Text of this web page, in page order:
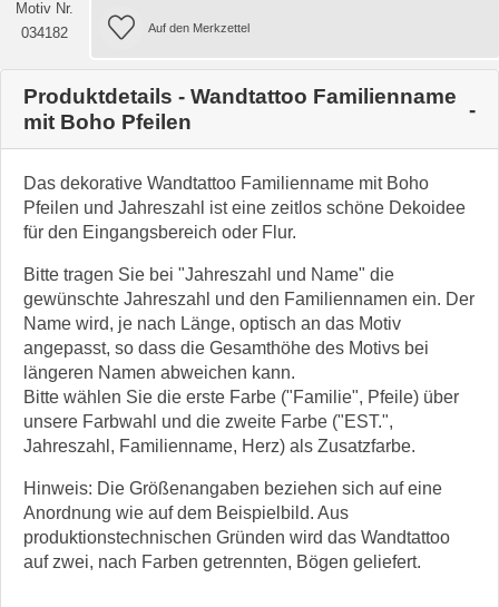
Motiv Nr.
034182
Produktdetails - Wandtattoo Familienname
mit Boho Pfeilen
Das dekorative Wandtattoo Familienname mit Boho
Pfeilen und Jahreszahl ist eine zeitlos schöne Dekoidee
für den Eingangsbereich oder Flur.
Bitte tragen Sie bei "Jahreszahl und Name" die
gewünschte Jahreszahl und den Familiennamen ein. Der
Name wird, je nach Länge, optisch an das Motiv
angepasst, so dass die Gesamthöhe des Motivs bei
längeren Namen abweichen kann.
Bitte wählen Sie die erste Farbe ("Familie", Pfeile) über
unsere Farbwahl und die zweite Farbe ("EST.",
Jahreszahl, Familienname, Herz) als Zusatzfarbe.
Hinweis: Die Größenangaben beziehen sich auf eine
Anordnung wie auf dem Beispielbild. Aus
produktionstechnischen Gründen wird das Wandtattoo
auf zwei, nach Farben getrennten, Bögen geliefert.